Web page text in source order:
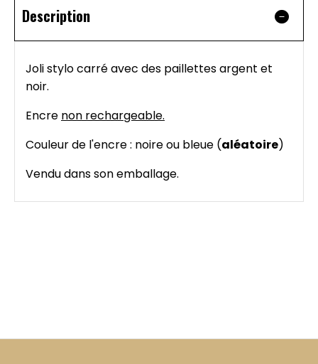
Description
Joli stylo carré avec des paillettes argent et
noir.
Encre non rechargeable.
Couleur de l'encre : noire ou bleue (aléatoire)
Vendu dans son emballage.